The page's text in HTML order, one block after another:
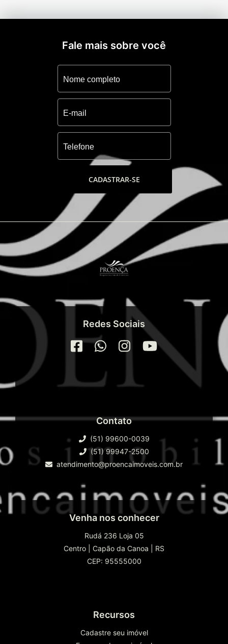
Fale mais sobre você
CADASTRAR-SE
Redes Sociais
Contato
(51) 99600-0039
(51) 99947-2500
atendimento@proencaimoveis.com.br
Venha nos conhecer
Rudá 236 Loja 05
Centro
Capão da Canoa
RS
CEP: 95555000
Recursos
Cadastre seu imóvel